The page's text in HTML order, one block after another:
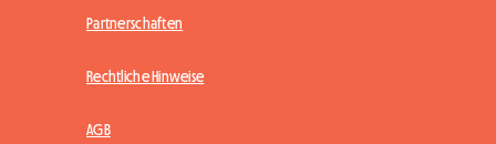
Partnerschaften
Rechtliche Hinweise
AGB